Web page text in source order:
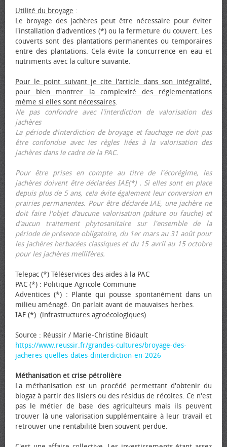
Utilité du broyage :
Le broyage des jachères peut être nécessaire pour éviter
l'installation d'adventices (*) ou la fermeture du couvert. Les
couverts sont des plantations permanentes ou temporaires
entre des plantations. Cela évite la concurrence en eau et
nutriments avec la culture suivante.
Pour le point suivant je cite l'article dans son intégralité,
pour bien montrer la complexité des réglementations
même si elles sont nécessaires.
Ne pas confondre avec l'interdiction de valorisation des
jachères
La période d’interdiction de broyage et fauchage ne doit pas
être confondue avec les règles liées à la valorisation des
jachères dans le cadre de la PAC.
Pour être prises en compte au titre de l'écorégime, les
jachères doivent être déclarées IAE(*) . Si elles sont en place
depuis plus de 5 ans, cela évite également leur conversion en
prairies permanentes. Pour être déclarée IAE, une jachère ne
doit faire l'objet d’aucune valorisation (pâture ou fauche) et
d'aucun traitement phytosanitaire sur l'ensemble de la
période de présence obligatoire, du 1er mars au 31 août pour
les jachères herbacées classiques et du 15 avril au 15 octobre
pour les jachères mellifères.
Telepac (*) Téléservices des aides à la PAC
PAC (*) : Politique Agricole Commune
Adventices (*) : Plante qui pousse spontanément dans un
milieu aménagé. On parlait avant de mauvaises herbes.
IAE (*) :(infrastructures agroécologiques)
Source : Réussir / Marie-Christine Bidault
https://www.reussir.fr/grandes-cultures/broyage-des-
jacheres-quelles-dates-dinterdiction-en-2026
Méthanisation et crise pétrolière
La méthanisation est un procédé permettant d'obtenir du
biogaz à partir des lisiers ou des résidus de récoltes. Ce n'est
pas le métier de base des agriculteurs mais ils peuvent
trouver là une valorisation supplémentaire à leur travail et
retrouver une rentabilité bien souvent perdue.